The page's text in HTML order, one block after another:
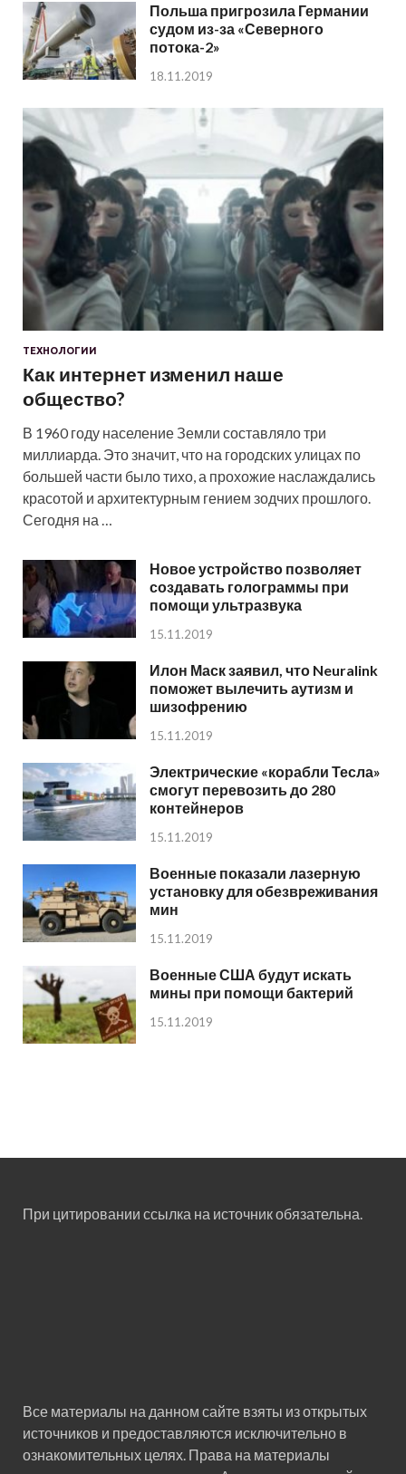
Польша пригрозила Германии
судом из-за «Северного
потока-2»
18.11.2019
ТЕХНОЛОГИИ
Как интернет изменил наше
общество?
В 1960 году население Земли составляло три
миллиарда. Это значит, что на городских улицах по
большей части было тихо, а прохожие наслаждались
красотой и архитектурным гением зодчих прошлого.
Сегодня на …
Новое устройство позволяет
создавать голограммы при
помощи ультразвука
15.11.2019
Илон Маск заявил, что Neuralink
поможет вылечить аутизм и
шизофрению
15.11.2019
Электрические «корабли Тесла»
смогут перевозить до 280
контейнеров
15.11.2019
Военные показали лазерную
установку для обезвреживания
мин
15.11.2019
Военные США будут искать
мины при помощи бактерий
15.11.2019
При цитировании ссылка на источник обязательна.
Все материалы на данном сайте взяты из открытых
источников и предоставляются исключительно в
ознакомительных целях. Права на материалы